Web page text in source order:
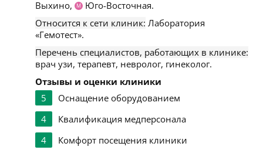
Выхино, М
Юго-Восточная.
Относится к сети клиник: Лаборатория
«Гемотест».
Перечень специалистов, работающих в клинике:
врач узи, терапевт, невролог, гинеколог.
Отзывы и оценки клиники
5
Оснащение оборудованием
4
Квалификация медперсонала
4
Комфорт посещения клиники